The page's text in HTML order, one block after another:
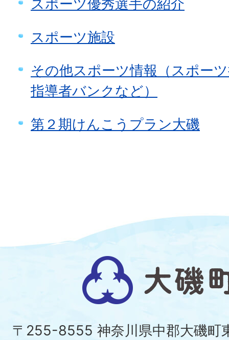
スポーツ優秀選手の紹介
スポーツ施設
その他スポーツ情報（スポー
指導者バンクなど）
第２期けんこうプラン大磯
大
磯
町
〒255-8555 神奈川県中郡大磯